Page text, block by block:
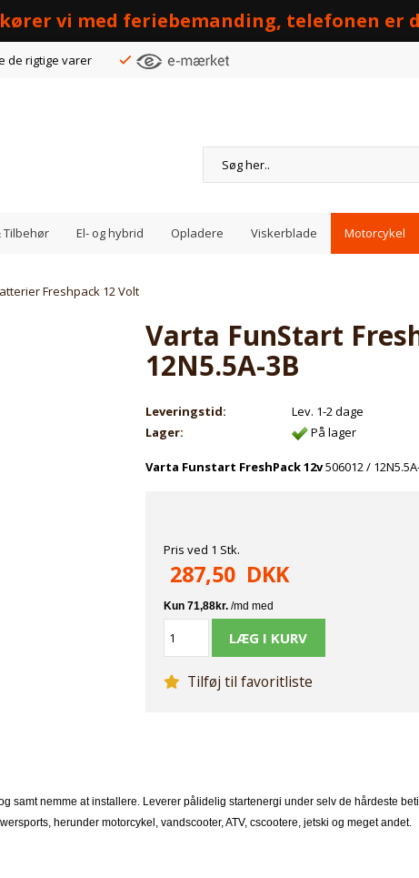
kører vi med feriebemanding, telefonen er
de rigtige varer
Tilbehør El- og hybrid Opladere Viskerblade Motorcykel
Freshpack 12 Volt
Varta FunStart
12N5.5A-3B
Leveringstid:
Lev. 1-2 dage
Lager:
På lager
Varta Funstart FreshPack 12v506012 /
Pris ved 1 Stk.
287,50DKK
Tilføj til favoritliste
samt nemme at installere. Leverer pålidelig startenergi under selv de hårdeste
herunder motorcykel, vandscooter, ATV, cscootere, jetski og meget andet.